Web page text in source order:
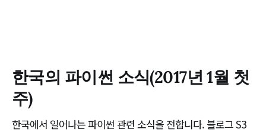
한국의 파이썬 소식(2017년 1월 첫
주)
한국에서 일어나는 파이썬 관련 소식을 전합니다. 블로그 S3